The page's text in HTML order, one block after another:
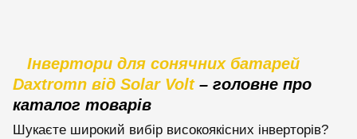
Інвертори для сонячних батарей
Daxtromn від Solar Volt – головне про
каталог товарів
Шукаєте широкий вибір високоякісних інверторів?